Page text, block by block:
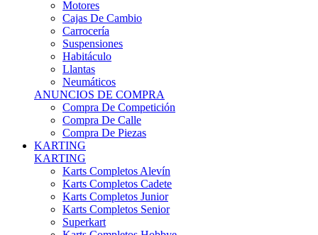
Carrocería
Suspensiones
Habitáculo
Llantas
Neumáticos
ANUNCIOS DE COMPRA
Compra De Competición
Compra De Calle
Compra De Piezas
KARTING
KARTING
Karts Completos Alevín
Karts Completos Cadete
Karts Completos Junior
Karts Completos Senior
Superkart
Karts Completos Hobbye
Remolques